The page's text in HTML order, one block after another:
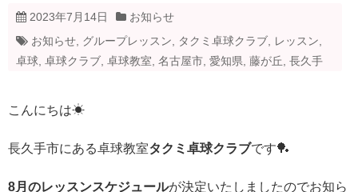
2023年7月14日
お知らせ
お知らせ グループレッスン タクミ卓球クラブ レッスン
卓球 卓球クラブ 卓球教室 名古屋市 愛知県 藤が丘 長久手
こんにちは☀
長久手市にある卓球教室タクミ卓球クラブです🏓
8月のレッスンスケジュールが決定いたしましたのでお知ら